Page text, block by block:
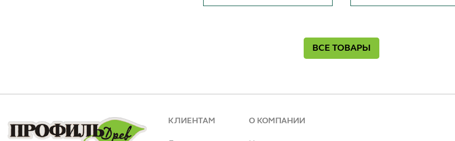
ВСЕ ТОВАРЫ
КЛИЕНТАМ О КОМПАНИИ